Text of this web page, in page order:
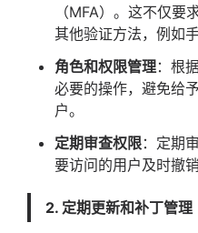
（MFA）。这不仅要
其他验证方法，例如
角色和权限管理：根
必要的操作，避免给
户。
定期审查权限：定期
要访问的用户及时撤销
2. 定期更新和补丁管理